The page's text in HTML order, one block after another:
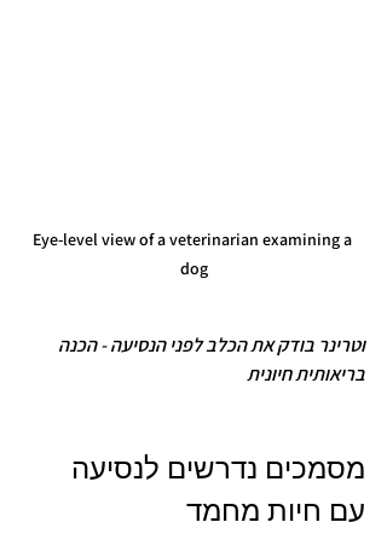
Eye-level view of a veterinarian examining a
dog
וטרינר בודק את הכלב לפני הנסיעה - הכנה
בריאותית חיונית
מסמכים נדרשים לנסיעה
עם חיות מחמד